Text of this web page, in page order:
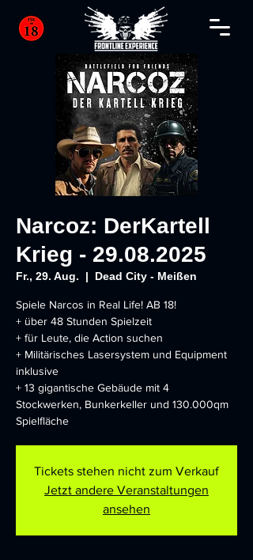
Narcoz: DerKartell
Krieg - 29.08.2025
Fr., 29. Aug.
  |
Dead City - Meißen
Spiele Narcos in Real Life! AB 18!
+ über 48 Stunden Spielzeit
+ für Leute, die Action suchen
+ Militärisches Lasersystem und Equipment
inklusive
+ 13 gigantische Gebäude mit 4
Stockwerken, Bunkerkeller und 130.000qm
Spielfläche
Tickets stehen nicht zum Verkauf
Jetzt andere Veranstaltungen
ansehen